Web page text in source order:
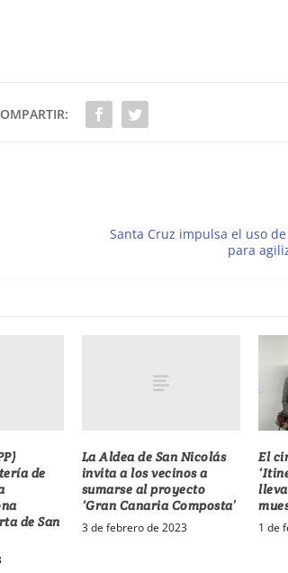
Santa Cruz impulsa el uso
para
de
de San
La Aldea de San Nicolás
invita a los vecinos a
sumarse al proyecto
‘Gran Canaria Composta’
3 de febrero de 2023
El
1 de